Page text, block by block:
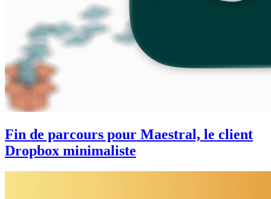
Fin de parcours pour Maestral, le client
Dropbox minimaliste